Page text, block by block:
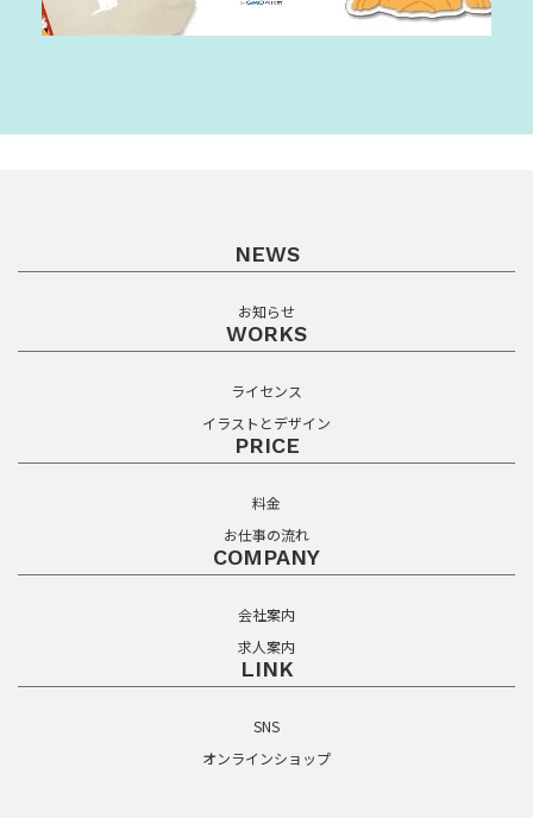
NEWS
お知らせ
WORKS
ライセンス
イラストとデザイン
PRICE
料金
お仕事の流れ
COMPANY
会社案内
求人案内
LINK
SNS
オンラインショップ